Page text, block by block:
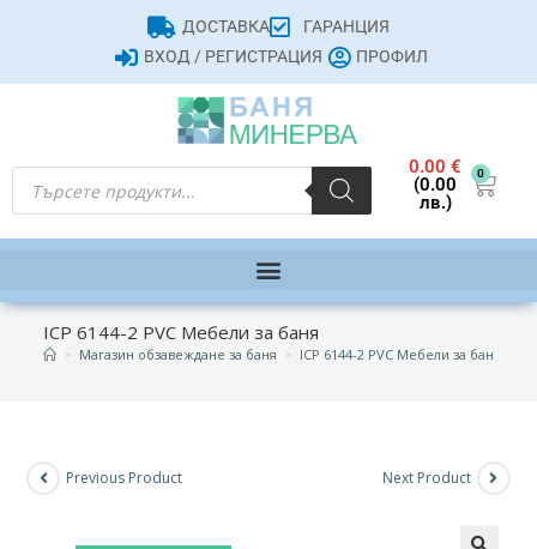
ДОСТАВКА
ГАРАНЦИЯ
ВХОД / РЕГИСТРАЦИЯ
ПРОФИЛ
0.00€
(0.00
лв.)
0
ICP 6144-2 PVC Мебели за баня
> Магазин обзавеждане за баня > ICP 6144-2 PVC Мебели за баня
Previous Product Next Product